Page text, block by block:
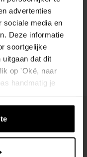
advertenties
sociale media en
Deze informatie
soortgelijke
dat dit
op 'Oké, naar
handmatig je
de beste
verwijzing.